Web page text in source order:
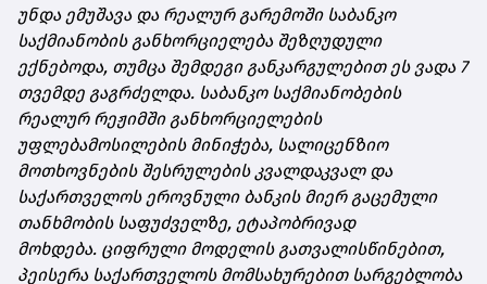
უნდა ემუშავა და რეალურ გარემოში საბანკო
საქმიანობის განხორციელება შეზღუდული
ექნებოდა, თუმცა შემდეგი განკარგულებით ეს ვადა 7
თვემდე გაგრძელდა. საბანკო საქმიანობების
რეალურ რეჟიმში განხორციელების
უფლებამოსილების მინიჭება, სალიცენზიო
მოთხოვნების შესრულების კვალდაკვალ და
საქართველოს ეროვნული ბანკის მიერ გაცემული
თანხმობის საფუძველზე, ეტაპობრივად
მოხდება. ციფრული მოდელის გათვალისწინებით,
პეისერა საქართველოს მომსახურებით სარგებლობა